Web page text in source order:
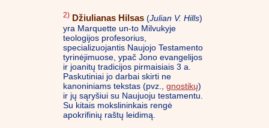
2) Džiulianas Hilsas (Julian V. Hills)
yra Marquette un-to Milvukyje
teologijos profesorius,
specializuojantis Naujojo Testamento
tyrinėjimuose, ypač Jono evangelijos
ir joanitų tradicijos pirmaisiais 3 a.
Paskutiniai jo darbai skirti ne
kanoniniams tekstas (pvz., gnostikų)
ir jų sąryšiui su Naujuoju testamentu.
Su kitais mokslininkais rengė
apokrifinių raštų leidimą.